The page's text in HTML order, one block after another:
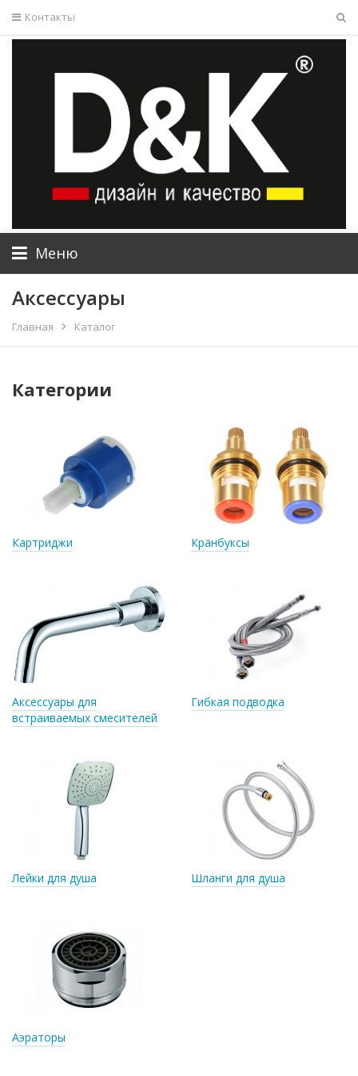
Контакты
Меню
Аксессуары
Главная Каталог
Категории
Картриджи Кранбуксы
Аксессуары для
встраиваемых смесителей
Гибкая подводка
Лейки для душа Шланги для душа
Аэраторы